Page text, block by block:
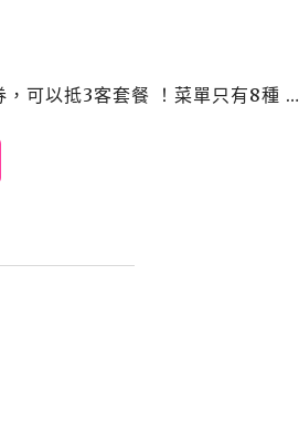
可以抵3客套餐 ！菜單只有8種 …